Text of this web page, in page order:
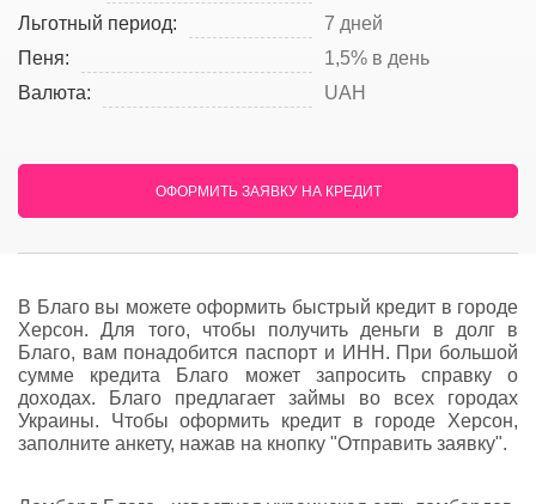
Льготный период:
7 дней
Пеня:
1,5% в день
Валюта:
UAH
ОФОРМИТЬ ЗАЯВКУ НА КРЕДИТ
В Благо вы можете оформить быстрый кредит в городе
Херсон. Для того, чтобы получить деньги в долг в
Благо, вам понадобится паспорт и ИНН. При большой
сумме кредита Благо может запросить справку о
доходах. Благо предлагает займы во всех городах
Украины. Чтобы оформить кредит в городе Херсон,
заполните анкету, нажав на кнопку "Отправить заявку".